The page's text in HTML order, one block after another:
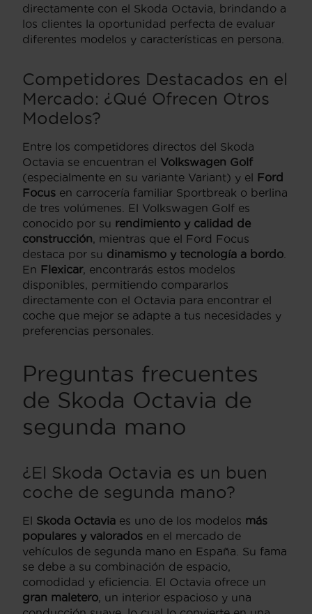
directamente con el Skoda Octavia, brindando a
los clientes la oportunidad perfecta de evaluar
diferentes modelos y características en persona.
Competidores Destacados en el
Mercado: ¿Qué Ofrecen Otros
Modelos?
Entre los competidores directos del Skoda
Octavia se encuentran el Volkswagen Golf
(especialmente en su variante Variant) y el Ford
Focus en carrocería familiar Sportbreak o berlina
de tres volúmenes. El Volkswagen Golf es
conocido por su rendimiento y calidad de
construcción , mientras que el Ford Focus
destaca por su dinamismo y tecnología a bordo
En Flexicar, encontrarás estos modelos
disponibles, permitiendo compararlos
directamente con el Octavia para encontrar el
coche que mejor se adapte a tus necesidades y
preferencias personales.
Preguntas frecuentes
de Skoda Octavia de
segunda mano
¿El Skoda Octavia es un buen
coche de segunda mano?
El Skoda Octavia es uno de los modelos más
populares y valorados en el mercado de
vehículos de segunda mano en España. Su fama
se debe a su combinación de espacio,
comodidad y eficiencia. El Octavia ofrece un
gran maletero , un interior espacioso y una